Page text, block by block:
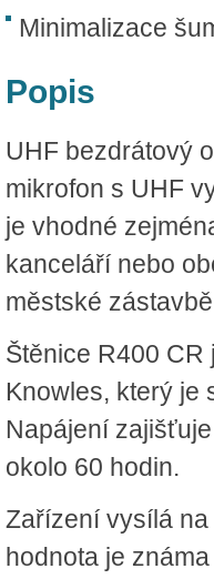
Minimalizace
Popis
UHF bezdrátový
mikrofon s UHF
je vhodné
kanceláří nebo
městské
Štěnice R400
Knowles, který je
Napájení
okolo 60 hodin.
Zařízení vysílá
hodnota je